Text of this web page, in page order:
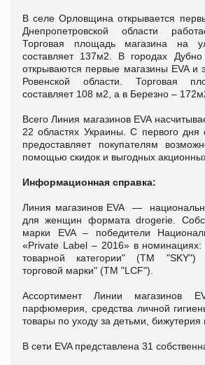
В селе Орловщина открывается
Днепропетровской области
Торговая площадь магазина на
составляет 137м2. В городах
открываются первые магазины EVA и
Ровенской области. Торговая
составляет 108 м2, а в Березно –
Всего Линия магазинов EVA
22 областях Украины. С первого дня
предоставляет покупателям
помощью скидок и выгодных
Информационная справка:
Линия магазинов EVA —
для женщин формата drogerie.
марки EVA – победители
«Private Label – 2016» в номинациях:
товарной категории" (ТМ "SKY")
торговой марки" (ТМ "LCF").
Ассортимент Линии магазинов
парфюмерия, средства личной
товары по уходу за детьми, бижутерия
В сети EVA представлена 31